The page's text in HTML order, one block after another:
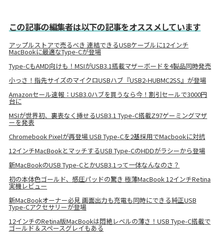
この記事の編集者は以下の記事をオススメしています
アップルストアで売るべき 連結できるUSBケーブルに12インチ
MacBookに最適なType-Cが登場
Type-CもAMD向けも！MSIがUSB3.1搭載マザーボードを4製品同時発売
小っさ！指先サイズのマイクロUSBハブ『USB2-HUBMC2SS』が登場
Amazonセール速報：USB3.0ハブを買うなら今！割引セールで3000円
台に
MSIが世界初、裏表なく挿せるUSB3.1 Type-C搭載Z97ゲーミングマザ
ーを発表
Chromebook Pixelが再登場 USB Type-Cを2基採用でMacbookに対抗
12インチMacBookとマッチするUSB Type-CのHDDがラシーから登場
新MacBookのUSB Type-CとかUSB3.1って一体なんなのさ？
初の本体色ゴールド、感圧パッドの驚き 極薄MacBook 12インチRetina
実機レビュー
新MacBookオーナー必見 画面出力も充電も同時にできる純正USB
Type-Cアクセサリーが登場
12インチのRetina版MacBookは悶絶レベルの薄さ！USB Type-C搭載で
ゴールド＆スペースグレイもある